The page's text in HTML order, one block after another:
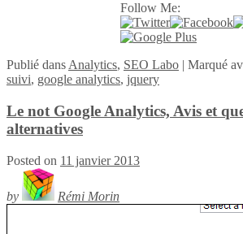
Follow Me:
Publié dans Analytics, SEO Labo | Marqué
suivi, google analytics, jquery
Le not Google Analytics, Avis et
alternatives
Posted on 11 janvier 2013
by Rémi Morin